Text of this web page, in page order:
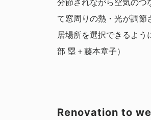
分節されながら空気のつ
て窓周りの熱・光が調
居場所を選択できるよ
部 塁＋藤本章子）
Renovation to